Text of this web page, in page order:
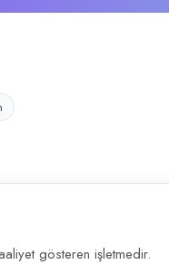
gösteren işletmedir.